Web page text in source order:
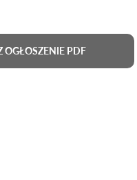
OGŁOSZENIE PDF